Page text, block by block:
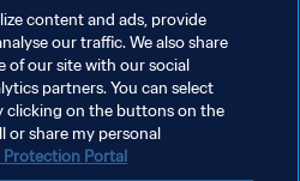
las 15:00 (hora local).
content and ads, provide
our traffic. We also share
of our site with our social
partners. You can select
clicking on the buttons on the
or share my personal
Protection Portal